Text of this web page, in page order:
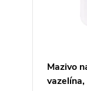
Mazivo